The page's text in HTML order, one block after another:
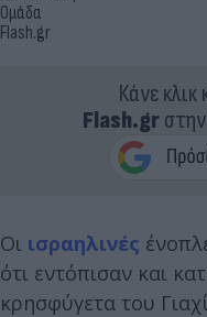
Ομάδα
Flash.gr
Κάνε κλικ
Flash.gr
Οι ισραηλινές
ότι εντόπισαν και
κρησφύγετα του